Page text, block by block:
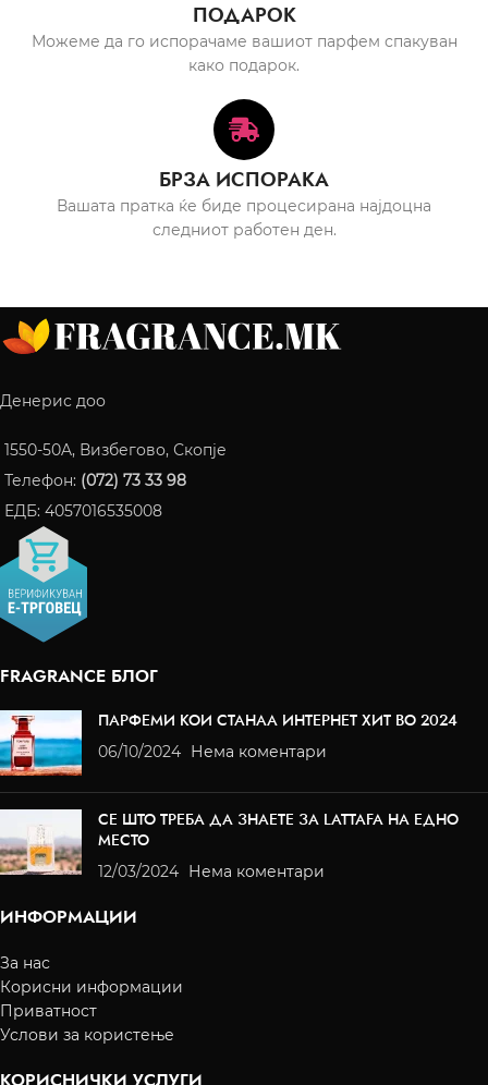
ПОДАРОК
Можеме да го испорачаме вашиот парфем спакуван
како подарок.
БРЗА ИСПОРАКА
Вашата пратка ќе биде процесирана најдоцна
следниот работен ден.
Денерис доо
1550-50A, Визбегово, Скопје
Телефон: (072) 73 33 98
ЕДБ: 4057016535008
FRAGRANCE БЛОГ
ПАРФЕМИ КОИ СТАНАА ИНТЕРНЕТ ХИТ ВО 2024
06/10/2024 Нема коментари
СЕ ШТО ТРЕБА ДА ЗНАЕТЕ ЗА LATTAFA НА ЕДНО
МЕСТО
12/03/2024 Нема коментари
ИНФОРМАЦИИ
За нас
Корисни информации
Приватност
Услови за користење